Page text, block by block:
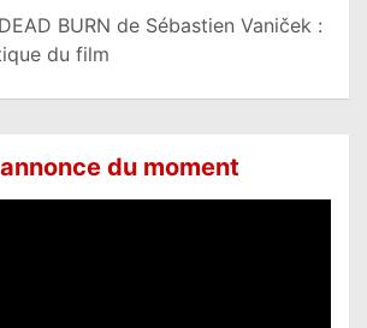
BURN de Sébastien Vaniček :
du film
du moment